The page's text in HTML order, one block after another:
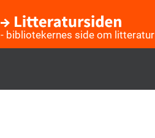
- bibliotekernes side om litteratur